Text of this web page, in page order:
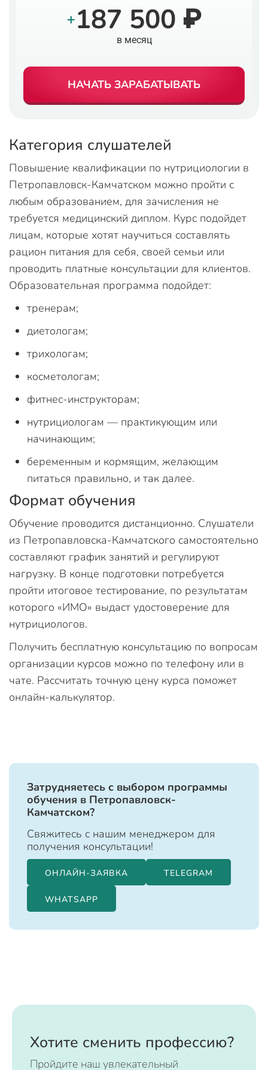
+187 500 ₽
в месяц
НАЧАТЬ ЗАРАБАТЫВАТЬ
Категория слушателей
Повышение квалификации по нутрициологии в
Петропавловск-Камчатском можно пройти с
любым образованием, для зачисления не
требуется медицинский диплом. Курс подойдет
лицам, которые хотят научиться составлять
рацион питания для себя, своей семьи или
проводить платные консультации для клиентов.
Образовательная программа подойдет:
тренерам;
диетологам;
трихологам;
косметологам;
фитнес-инструкторам;
нутрициологам — практикующим или
начинающим;
беременным и кормящим, желающим
питаться правильно, и так далее.
Формат обучения
Обучение проводится дистанционно. Слушатели
из Петропавловска-Камчатского самостоятельно
составляют график занятий и регулируют
нагрузку. В конце подготовки потребуется
пройти итоговое тестирование, по результатам
которого «ИМО» выдаст удостоверение для
нутрициологов.
Получить бесплатную консультацию по вопросам
организации курсов можно по телефону или в
чате. Рассчитать точную цену курса поможет
онлайн-калькулятор.
Затрудняетесь с выбором программы
обучения в Петропавловск-
Камчатском?
Свяжитесь с нашим менеджером для
получения консультации!
ОНЛАЙН-ЗАЯВКА TELEGRAM
WHATSAPP
Хотите сменить профессию?
Пройдите наш увлекательный